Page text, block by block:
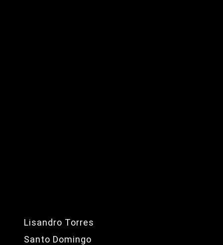
Lisandro Torres
Santo Domingo